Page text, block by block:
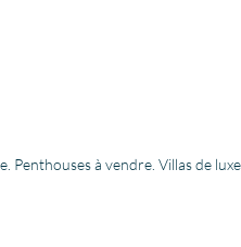
à vendre. Villas de